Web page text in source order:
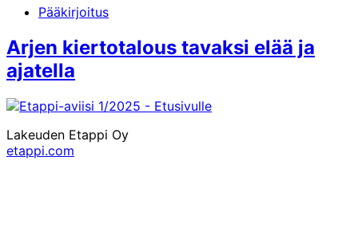
Pääkirjoitus
Arjen kiertotalous tavaksi elää ja
ajatella
Lakeuden Etappi Oy
etappi.com